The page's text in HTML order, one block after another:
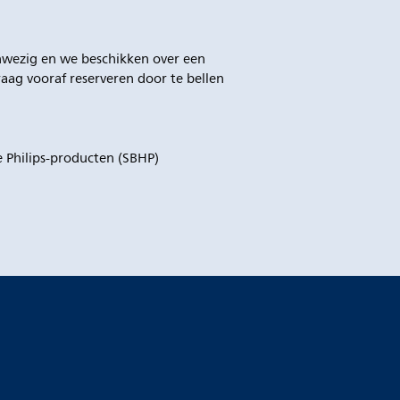
en we beschikken over een
vooraf reserveren door te bellen
producten (SBHP)